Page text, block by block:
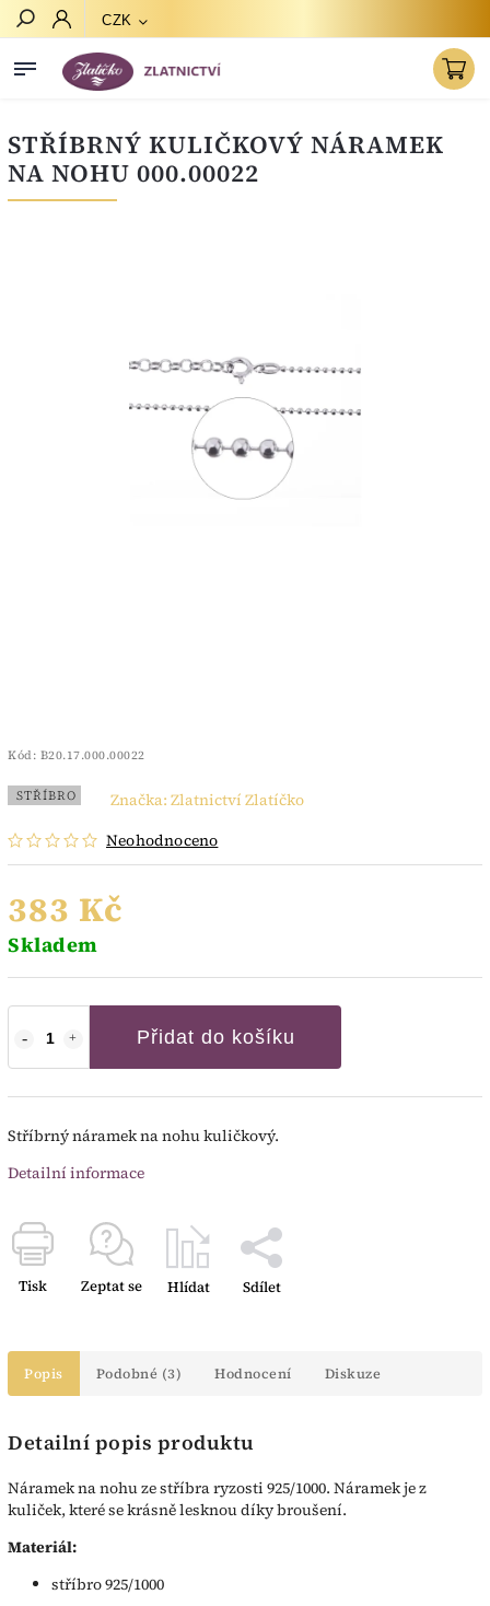
CZK
STŘÍBRNÝ KULIČKOVÝ NÁRAMEK
NA NOHU 000.00022
Kód: B20.17.000.00022
STŘÍBRO
Neohodnoceno
Značka: Zlatnictví Zlatíčko
383 Kč
Skladem
Přidat do košíku
Stříbrný náramek na nohu kuličkový.
Detailní informace
Tisk Zeptat se Hlídat Sdílet
Popis Podobné (3) Hodnocení Diskuze
Detailní popis produktu
Náramek na nohu ze stříbra ryzosti 925/1000. Náramek je z
kuliček, které se krásně lesknou díky broušení.
Materiál:
stříbro 925/1000